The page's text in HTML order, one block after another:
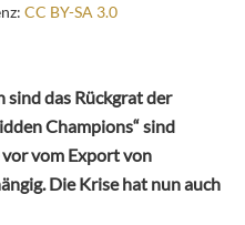
CC BY-SA 3.0
das Rückgrat der
Champions“ sind
vom Export von
Die Krise hat nun auch